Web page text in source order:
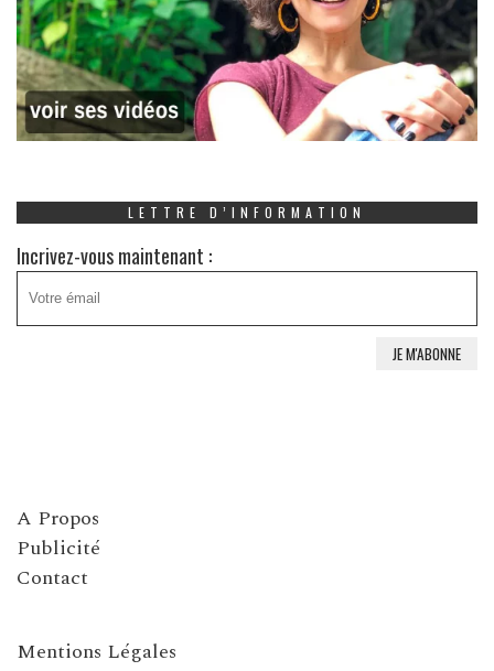
LETTRE D’INFORMATION
Incrivez-vous maintenant :
A Propos
Publicité
Contact
Mentions Légales